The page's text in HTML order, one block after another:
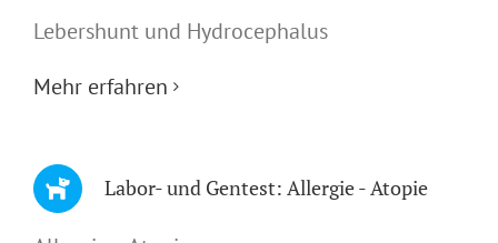
Lebershunt und Hydrocephalus
Mehr erfahren
Labor- und Gentest: Allergie - Atopie